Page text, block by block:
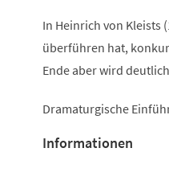
In Heinrich von Kleists
überführen hat,
Ende aber wird
Dramaturgische
Informationen